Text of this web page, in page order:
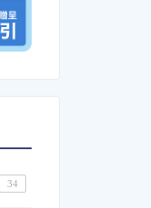
34